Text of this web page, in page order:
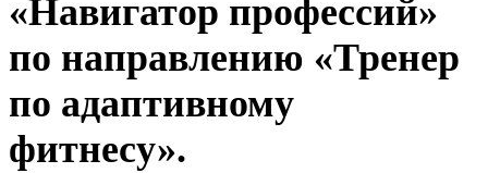
«Навигатор профессий»
по направлению «Тренер
по адаптивному
фитнесу».